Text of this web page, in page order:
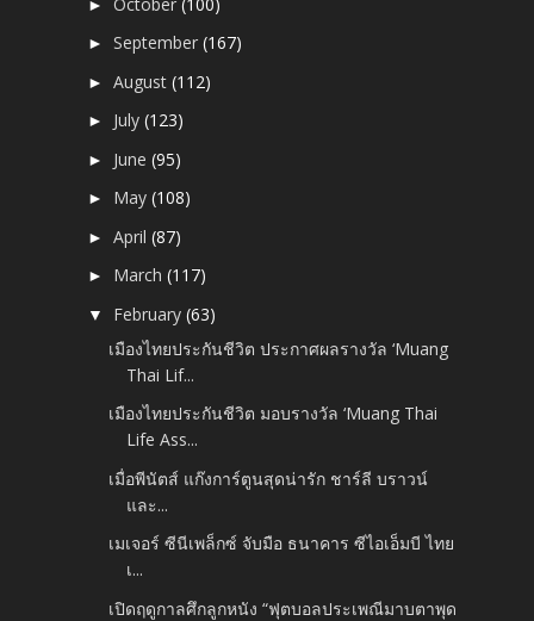
►
►September(167)
►August(112)
► July(123)
► June(95)
► May(108)
►April(87)
► March(117)
▼ February(63)
เมืองไทยประกันชีวิต ประกาศผลรางวัล ‘Muang
Thai Lif...
เมืองไทยประกันชีวิต มอบรางวัล ‘Muang Thai
Life Ass...
เมื่อพีนัตส์ แก๊งการ์ตูนสุดน่ารัก ชาร์ลี บราวน์
และ...
เมเจอร์ ซีนีเพล็กซ์ จับมือ ธนาคาร ซีไอเอ็มบี ไทย
เ...
เปิดฤดูกาลศึกลูกหนัง “ฟุตบอลประเพณีมาบตาพุด